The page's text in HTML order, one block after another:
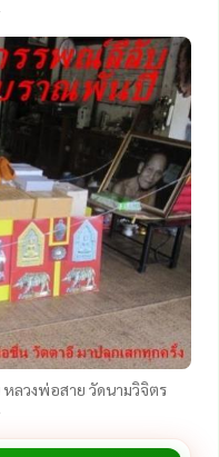
ลวงพ่อสาย วัดนามวิจิตร